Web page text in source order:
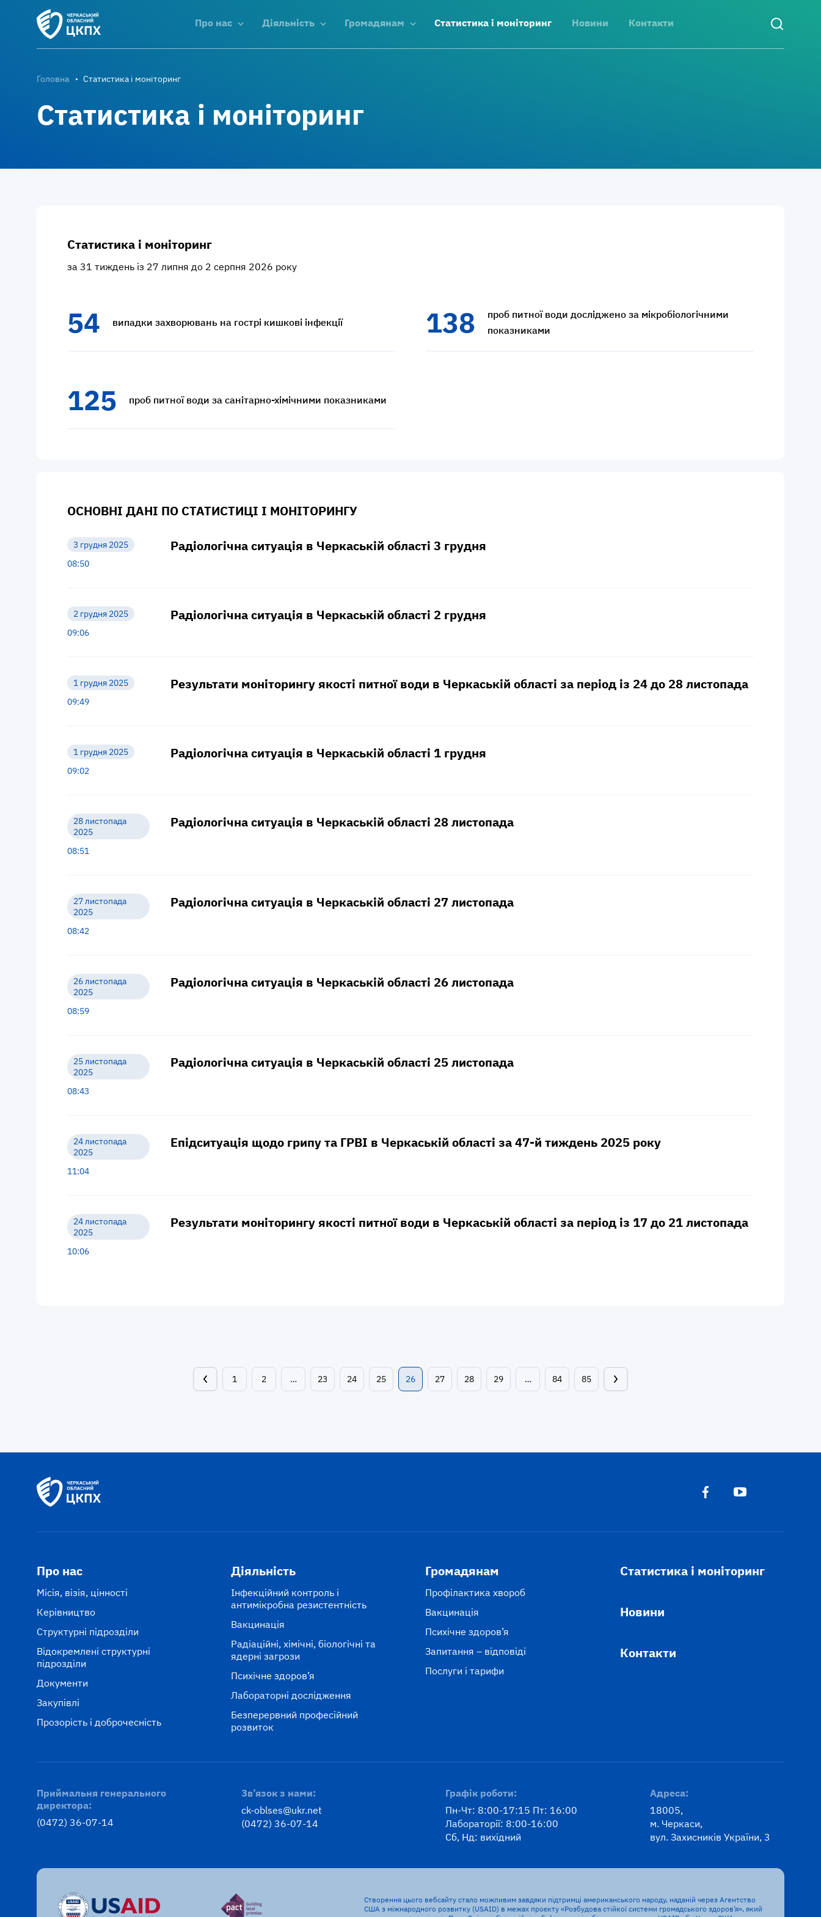
Про нас Діяльність Громадянам Статистика і моніторинг Новини Контакти
Головна Статистика і моніторинг
Статистика і моніторинг
Статистика і моніторинг
за 31 тиждень із 27 липня до 2 серпня 2026 року
54 випадки захворювань на гострі кишкові інфекції 138
проб питної води досліджено за мікробіологічними
показниками
125 проб питної води за санітарно-хімічними показниками
ОСНОВНІ ДАНІ ПО СТАТИСТИЦІ І МОНІТОРИНГУ
3 грудня 2025
08:50
Радіологічна ситуація в Черкаській області 3 грудня
2 грудня 2025
09:06
Радіологічна ситуація в Черкаській області 2 грудня
1 грудня 2025
09:49
Результати моніторингу якості питної води в Черкаській області за період із 24 до 28 листопада
1 грудня 2025
09:02
Радіологічна ситуація в Черкаській області 1 грудня
28 листопада
2025
08:51
Радіологічна ситуація в Черкаській області 28 листопада
27 листопада
2025
08:42
Радіологічна ситуація в Черкаській області 27 листопада
26 листопада
2025
08:59
Радіологічна ситуація в Черкаській області 26 листопада
25 листопада
2025
08:43
Радіологічна ситуація в Черкаській області 25 листопада
24 листопада
2025
11:04
Епідситуація щодо грипу та ГРВІ в Черкаській області за 47-й тиждень 2025 року
24 листопада
2025
10:06
Результати моніторингу якості питної води в Черкаській області за період із 17 до 21 листопада
1 2 … 23 24 25 26 27 28 29 … 84 85
Про нас
Місія, візія, цінності
Керівництво
Структурні підрозділи
Відокремлені структурні
підрозділи
Документи
Закупівлі
Прозорість і доброчесність
Діяльність
Інфекційний контроль і
антимікробна резистентність
Вакцинація
Радіаційні, хімічні, біологічні та
ядерні загрози
Психічне здоров’я
Лабораторні дослідження
Безперервний професійний
розвиток
Громадянам
Профілактика хвороб
Вакцинація
Психічне здоров’я
Запитання – відповіді
Послуги і тарифи
Статистика і моніторинг
Новини
Контакти
Приймальня генерального
директора:
(0472) 36-07-14
Зв’язок з нами:
ck-oblses@ukr.net
(0472) 36-07-14
Графік роботи:
Пн-Чт: 8:00-17:15 Пт: 16:00
Лабораторії: 8:00-16:00
Сб, Нд: вихідний
Адреса:
18005,
м. Черкаси,
вул. Захисників України, 3
Створення цього вебсайту стало можливим завдяки підтримці американського народу, наданій через Агентство
США з міжнародного розвитку (USAID) в межах проєкту «Розбудова стійкої системи громадського здоров’я», який